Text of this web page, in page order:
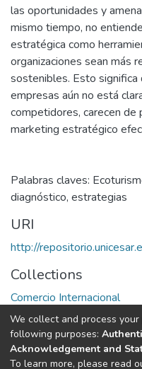
las oportunidades y
mismo tiempo, no
estratégica como
organizaciones sean más
sostenibles. Esto significa
empresas aún no está
competidores, carecen
marketing estratégico
Palabras claves:
diagnóstico, estrategias
URI
http://
Collections
Comercio Internacional
Full item page
We collect and process
following purposes:
Acknowledgement and
To learn more, please read